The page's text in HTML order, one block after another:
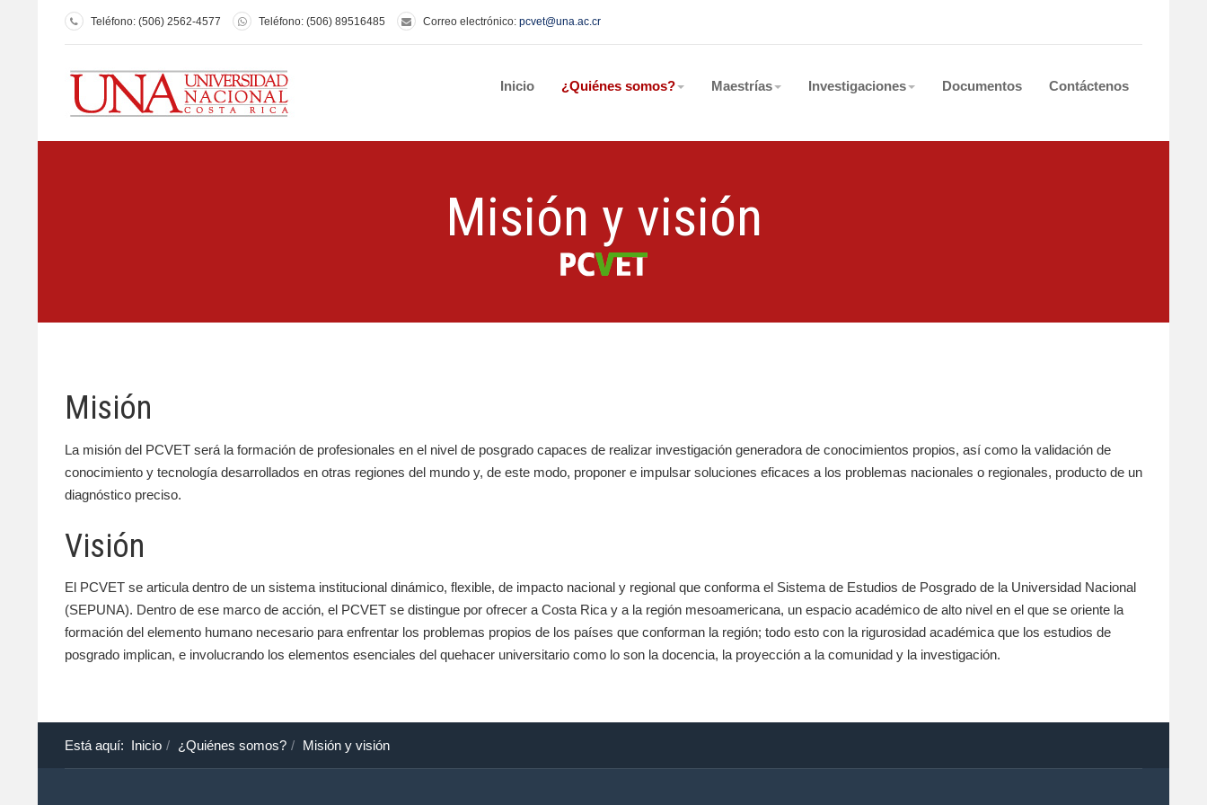
Teléfono: (506) 2562-4577 Teléfono: (506) 89516485 Correo electrónico: pcvet@una.ac.cr
Inicio ¿Quiénes somos? Maestrías Investigaciones Documentos Contáctenos
Misión y visión
Misión
La misión del PCVET será la formación de profesionales en el nivel de posgrado capaces de realizar investigación generadora de conocimientos propios, así como la validación de
conocimiento y tecnología desarrollados en otras regiones del mundo y, de este modo, proponer e impulsar soluciones eficaces a los problemas nacionales o regionales, producto de un
diagnóstico preciso.
Visión
El PCVET se articula dentro de un sistema institucional dinámico, flexible, de impacto nacional y regional que conforma el Sistema de Estudios de Posgrado de la Universidad Nacional
(SEPUNA). Dentro de ese marco de acción, el PCVET se distingue por ofrecer a Costa Rica y a la región mesoamericana, un espacio académico de alto nivel en el que se oriente la
formación del elemento humano necesario para enfrentar los problemas propios de los países que conforman la región; todo esto con la rigurosidad académica que los estudios de
posgrado implican, e involucrando los elementos esenciales del quehacer universitario como lo son la docencia, la proyección a la comunidad y la investigación.
Está aquí: Inicio ¿Quiénes somos? Misión y visión